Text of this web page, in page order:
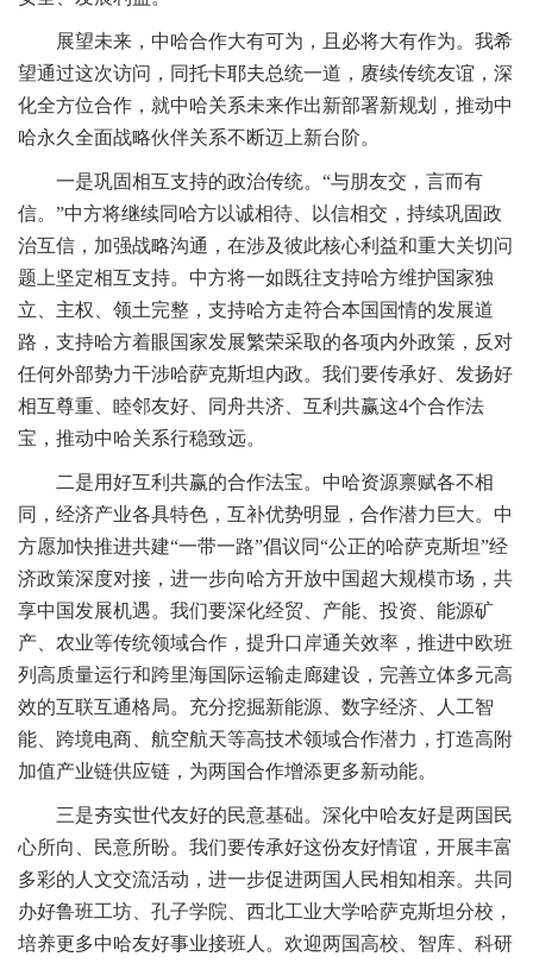
展望未来，中哈合作大有可为，且必将大有作为。我希
望通过这次访问，同托卡耶夫总统一道，赓续传统友谊，深
化全方位合作，就中哈关系未来作出新部署新规划，推动中
哈永久全面战略伙伴关系不断迈上新台阶。
一是巩固相互支持的政治传统。“与朋友交，言而有
信。”中方将继续同哈方以诚相待、以信相交，持续巩固政
治互信，加强战略沟通，在涉及彼此核心利益和重大关切问
题上坚定相互支持。中方将一如既往支持哈方维护国家独
立、主权、领土完整，支持哈方走符合本国国情的发展道
路，支持哈方着眼国家发展繁荣采取的各项内外政策，反对
任何外部势力干涉哈萨克斯坦内政。我们要传承好、发扬好
相互尊重、睦邻友好、同舟共济、互利共赢这4个合作法
宝，推动中哈关系行稳致远。
二是用好互利共赢的合作法宝。中哈资源禀赋各不相
同，经济产业各具特色，互补优势明显，合作潜力巨大。中
方愿加快推进共建“一带一路”倡议同“公正的哈萨克斯坦”经
济政策深度对接，进一步向哈方开放中国超大规模市场，共
享中国发展机遇。我们要深化经贸、产能、投资、能源矿
产、农业等传统领域合作，提升口岸通关效率，推进中欧班
列高质量运行和跨里海国际运输走廊建设，完善立体多元高
效的互联互通格局。充分挖掘新能源、数字经济、人工智
能、跨境电商、航空航天等高技术领域合作潜力，打造高附
加值产业链供应链，为两国合作增添更多新动能。
三是夯实世代友好的民意基础。深化中哈友好是两国民
心所向、民意所盼。我们要传承好这份友好情谊，开展丰富
多彩的人文交流活动，进一步促进两国人民相知相亲。共同
办好鲁班工坊、孔子学院、西北工业大学哈萨克斯坦分校，
培养更多中哈友好事业接班人。欢迎两国高校、智库、科研